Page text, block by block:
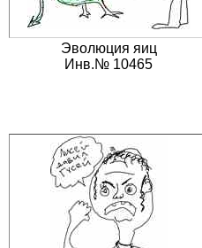
Эволюция яиц
Инв.№ 10465